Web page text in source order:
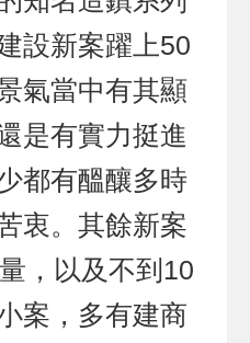
設新案躍上50
氣當中有其顯
是有實力挺進
都有醞釀多時
衷。其餘新案
，以及不到10
案，多有建商